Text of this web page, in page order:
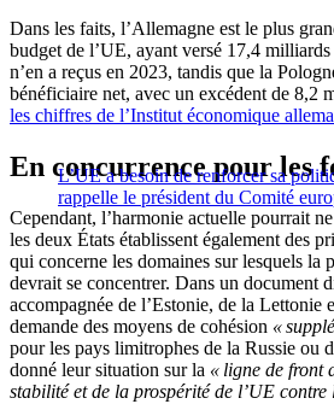
Dans les faits, l’Allemagne est le plus
budget de l’UE, ayant versé 17,4 milliards
n’en a reçus en 2023, tandis que la
bénéficiaire net, avec un excédent de 8,2
les chiffres de l’Institut économique
L’UE a besoin de renforcer sa
rappelle le président du Comité
En concurrence pour les
Cependant, l’harmonie actuelle pourrait
les deux États établissent également des
qui concerne les domaines sur lesquels la
devrait se concentrer. Dans un
accompagnée de l’Estonie, de la
demande des moyens de cohésion «
pour les pays limitrophes de la Russie ou
donné leur situation sur la « ligne de front
stabilité et de la prospérité de l’UE contre